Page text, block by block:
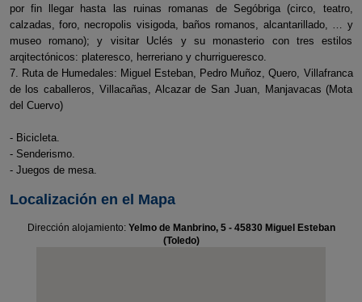
por fin llegar hasta las ruinas romanas de Segóbriga (circo, teatro,
calzadas, foro, necropolis visigoda, baños romanos, alcantarillado, … y
museo romano); y visitar Uclés y su monasterio con tres estilos
arqitectónicos: plateresco, herreriano y churrigueresco.
7. Ruta de Humedales: Miguel Esteban, Pedro Muñoz, Quero, Villafranca
de los caballeros, Villacañas, Alcazar de San Juan, Manjavacas (Mota
del Cuervo)
- Bicicleta.
- Senderismo.
- Juegos de mesa.
Localización en el Mapa
Dirección alojamiento: Yelmo de Manbrino, 5 - 45830 Miguel Esteban
(Toledo)